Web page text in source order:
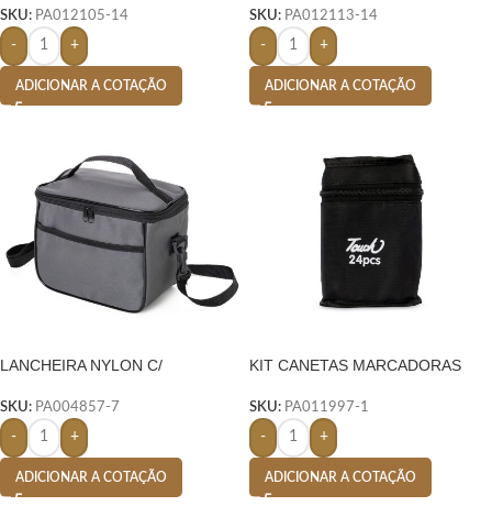
SKU: PA012105-14
- +
ADICIONAR A COTAÇÃO
SKU: PA012113-14
- +
ADICIONAR A COTAÇÃO
LANCHEIRA NYLON C/
SKU: PA004857-7
- +
ADICIONAR A COTAÇÃO
KIT CANETAS MARCADORAS
PRETO
SKU: PA011997-1
- +
ADICIONAR A COTAÇÃO